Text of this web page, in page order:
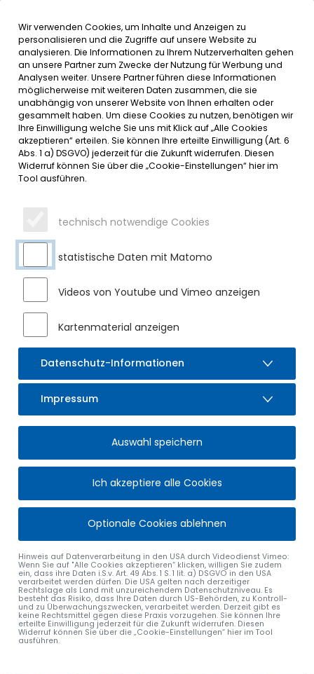
Inhalt der Seite anspringen
Informationen undMENÜ
SERVICE
OFFIZIELLE ERÖFFNUNG DES
„S’ALLGÄUER LÄDELE“ IN
MOOSBACH
Nach der ersten Inbetriebnahme kurz vor Weihnachten am
20.12.2025 wurde das „s’Allgäuer Lädele“ nun auch offiziell
eröffnet. Die Betreiber Marc Bochtler und Mathias Speiser
begrüßten dazu 1. Bürgermeister Gerhard Frey, der den
beiden zu ihrem mutigen und innovativen Projekt
gratulierte.
Der neue Kleinsupermarkt im Ortsteil Moosbach bietet rund
um die Uhr – 24/7 – einkaufen ohne Personal. Damit ist er
ideal für spontane Besorgungen, auch an Sonn- und
Feiertagen.
Im Mittelpunkt des Sortiments stehen regionale Produkte
aus dem Allgäu, ergänzt durch ausgewählte Artikel des
täglichen Bedarfs. So werden heimische Erzeuger
unterstützt und gleichzeitig eine praktische
Einkaufsmöglichkeit direkt im Dorf geschaffen.
Das moderne Einkaufssystem funktioniert einfach und
sicher über die Lokbest-App, bezahlt wird bequem per Karte
oder PayPal. Für Fragen stehen die Betreiber an folgenden
Terminen persönlich im Laden zur Verfügung:
Freitag, 30.01.2026 – 12:00 bis 13:00 Uhr
Samstag, 31.01.2026 – 12:00 bis 14:00 Uhr
Freitag, 06.02.2026 – 12:00 bis 13:00 Uhr
Freitag, 13.02.2026 – 12:00 bis 13:00 Uhr
Wir verwenden Cookies, um Inhalte und Anzeigen zu
personalisieren und die Zugriffe auf unsere Website zu
analysieren. Die Informationen zu Ihrem Nutzerverhalten gehen
an unsere Partner zum Zwecke der Nutzung für Werbung und
Analysen weiter. Unsere Partner führen diese Informationen
möglicherweise mit weiteren Daten zusammen, die sie
unabhängig von unserer Website von Ihnen erhalten oder
gesammelt haben. Um diese Cookies zu nutzen, benötigen wir
Ihre Einwilligung welche Sie uns mit Klick auf „Alle Cookies
akzeptieren“ erteilen. Sie können Ihre erteilte Einwilligung (Art. 6
Abs. 1 a) DSGVO) jederzeit für die Zukunft widerrufen. Diesen
Widerruf können Sie über die „Cookie-Einstellungen“ hier im
Tool ausführen.
technisch notwendige Cookies
statistische Daten mit Matomo
Videos von Youtube und Vimeo anzeigen
Kartenmaterial anzeigen
Datenschutz-Informationen
Impressum
Auswahl speichern
Ich akzeptiere alle Cookies
Optionale Cookies ablehnen
Hinweis auf Datenverarbeitung in den USA durch Videodienst Vimeo:
Wenn Sie auf "Alle Cookies akzeptieren“ klicken, willigen Sie zudem
ein, dass ihre Daten i.S.v. Art. 49 Abs. 1 S. 1 lit. a) DSGVO in den USA
verarbeitet werden dürfen. Die USA gelten nach derzeitiger
Rechtslage als Land mit unzureichendem Datenschutzniveau. Es
besteht das Risiko, dass Ihre Daten durch US-Behörden, zu Kontroll-
und zu Überwachungszwecken, verarbeitet werden. Derzeit gibt es
keine Rechtsmittel gegen diese Praxis vorzugehen. Sie können Ihre
erteilte Einwilligung jederzeit für die Zukunft widerrufen. Diesen
Widerruf können Sie über die „Cookie-Einstellungen“ hier im Tool
ausführen.